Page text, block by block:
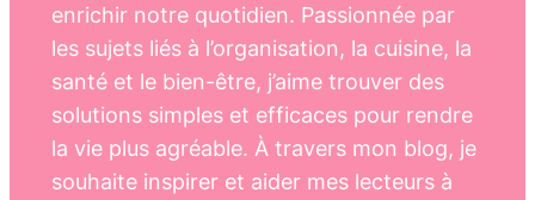
enrichir notre quotidien. Passionnée par
les sujets liés à l’organisation, la cuisine, la
santé et le bien-être, j’aime trouver des
solutions simples et efficaces pour rendre
la vie plus agréable. À travers mon blog, je
souhaite inspirer et aider mes lecteurs à